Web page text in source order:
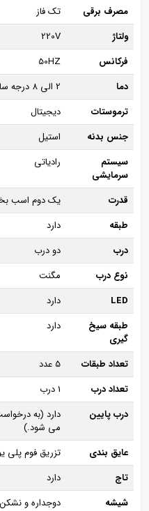
مصرف برقی
تک فاز
ولتاژ
220V
فرکانس
50HZ
دما
2 الی 8 درجه سانتی گراد
ترموستات
دیجیتال
جنس بدنه
استیل
سیستم
سرمایشی
رادیاتی
قدرت
یک دوم اسب
طبقه
دارد
درب
دو درب
نوع درب
مگنت
LED
دارد
طبقه سیخ
گیری
دارد
تعداد طبقات
5 عدد
تعداد درب
1 درب
درب پایین
دارد (به
می شود.)
عایق بندی
تزریق فوم پلی
تاج
دارد
شیشه
دوجداره و نشکن